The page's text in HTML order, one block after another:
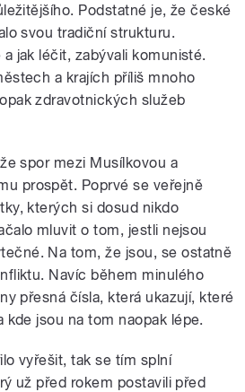
Podstatné je, že české
svou tradiční strukturu.
jak léčit, zabývali komunisté.
a krajích příliš mnoho
zdravotnických služeb
spor mezi Musílkovou a
prospět. Poprvé se veřejně
kterých si dosud nikdo
mluvit o tom, jestli nejsou
Na tom, že jsou, se ostatně
Navíc během minulého
přesná čísla, která ukazují, které
kde jsou na tom naopak lépe.
vyřešit, tak se tím splní
už před rokem postavili před